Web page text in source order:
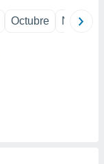
Octubre